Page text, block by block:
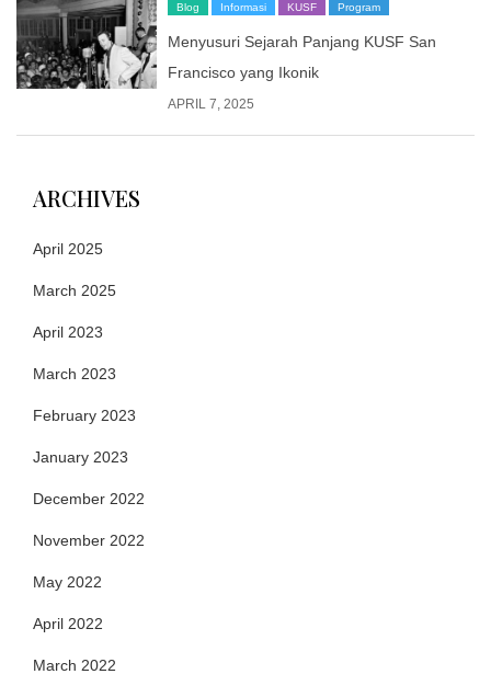
Blog Informasi KUSF Program
Menyusuri Sejarah Panjang KUSF San
Francisco yang Ikonik
APRIL 7, 2025
ARCHIVES
April 2025
March 2025
April 2023
March 2023
February 2023
January 2023
December 2022
November 2022
May 2022
April 2022
March 2022